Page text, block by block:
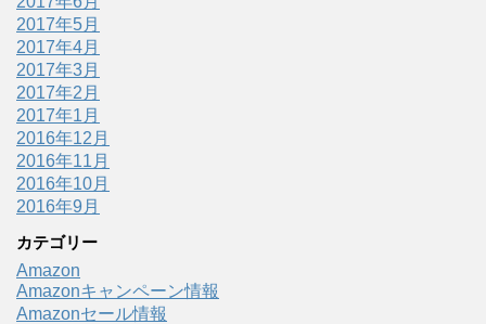
2017年5月
2017年4月
2017年3月
2017年2月
2017年1月
2016年12月
2016年11月
2016年10月
2016年9月
カテゴリー
Amazon
Amazonキャンペーン情報
Amazonセール情報